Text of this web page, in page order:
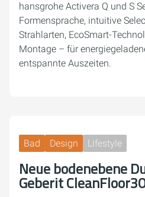
hansgrohe Activera Q und S
Formensprache, intuitive
Strahlarten, EcoSmart-
Montage – für
entspannte Auszeiten.
Bad Design Lifestyle
Neue bodenebene
Geberit CleanFloor30